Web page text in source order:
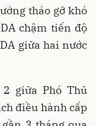
tháo gỡ khó
chậm tiến độ
giữa hai nước
giữa Phó Thủ
điều hành cấp